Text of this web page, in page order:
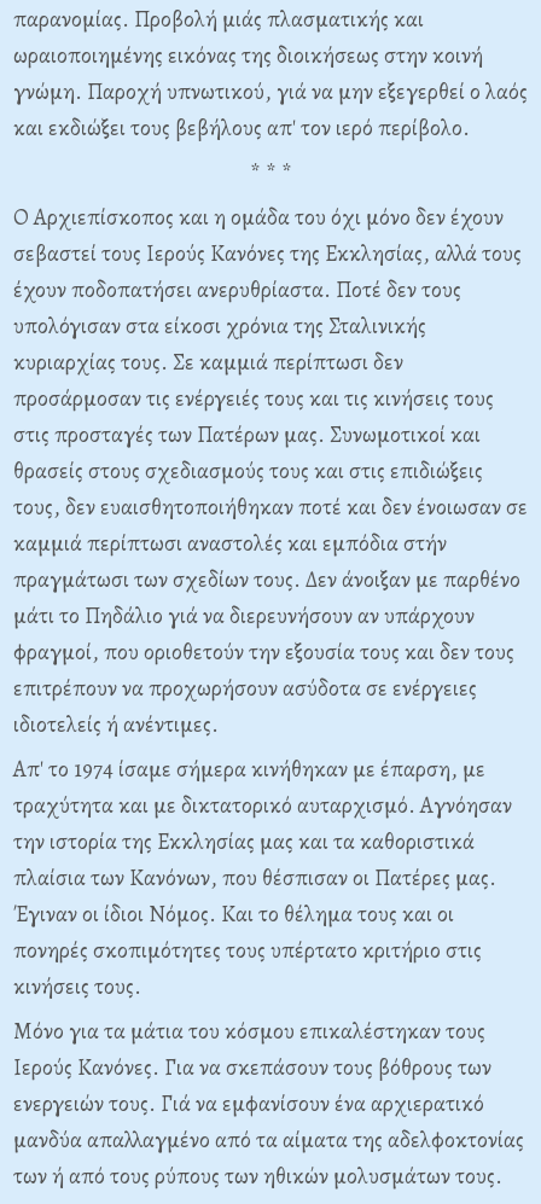
παρανομίας. Προβολή μιάς πλασματικής και
ωραιοποιημένης εικόνας της διοικήσεως στην κοινή
γνώμη. Παροχή υπνωτικού, γιά να μην εξεγερθεί ο λαός
και εκδιώξει τους βεβήλους απ' τον ιερό περίβολο.
* * *
Ο Αρχιεπίσκοπος και η ομάδα του όχι μόνο δεν έχουν
σεβαστεί τους Ιερούς Κανόνες της Εκκλησίας, αλλά τους
έχουν ποδοπατήσει ανερυθρίαστα. Ποτέ δεν τους
υπολόγισαν στα είκοσι χρόνια της Σταλινικής
κυριαρχίας τους. Σε καμμιά περίπτωσι δεν
προσάρμοσαν τις ενέργειές τους και τις κινήσεις τους
στις προσταγές των Πατέρων μας. Συνωμοτικοί και
θρασείς στους σχεδιασμούς τους και στις επιδιώξεις
τους, δεν ευαισθητοποιήθηκαν ποτέ και δεν ένοιωσαν σε
καμμιά περίπτωσι αναστολές και εμπόδια στήν
πραγμάτωσι των σχεδίων τους. Δεν άνοιξαν με παρθένο
μάτι το Πηδάλιο γιά να διερευνήσουν αν υπάρχουν
φραγμοί, που οριοθετούν την εξουσία τους και δεν τους
επιτρέπουν να προχωρήσουν ασύδοτα σε ενέργειες
ιδιοτελείς ή ανέντιμες.
Απ' το 1974 ίσαμε σήμερα κινήθηκαν με έπαρση, με
τραχύτητα και με δικτατορικό αυταρχισμό. Αγνόησαν
την ιστορία της Εκκλησίας μας και τα καθοριστικά
πλαίσια των Κανόνων, που θέσπισαν οι Πατέρες μας.
Έγιναν οι ίδιοι Νόμος. Και το θέλημα τους και οι
πονηρές σκοπιμότητες τους υπέρτατο κριτήριο στις
κινήσεις τους.
Μόνο για τα μάτια του κόσμου επικαλέστηκαν τους
Ιερούς Κανόνες. Για να σκεπάσουν τους βόθρους των
ενεργειών τους. Γιά να εμφανίσουν ένα αρχιερατικό
μανδύα απαλλαγμένο από τα αίματα της αδελφοκτονίας
των ή από τους ρύπους των ηθικών μολυσμάτων τους.